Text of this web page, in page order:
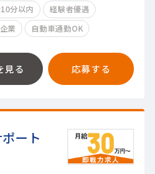
分以内
経験者優遇
業 自動車通勤OK
見る 応募する
ート